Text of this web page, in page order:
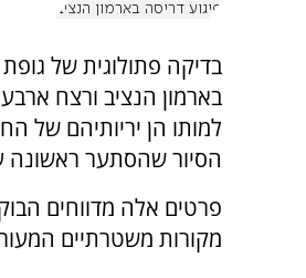
פיגוע דריסה בארמון הנציב
בדיקה פתולוגית של
בארמון הנציב ורצח
למותו הן יריותיהם של
הסיור שהסתער ראשונה
פרטים אלה מדווחים
מקורות משטרתיים